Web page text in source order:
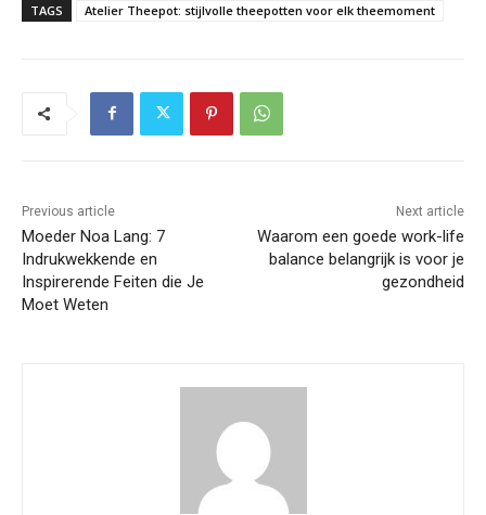
TAGS Atelier Theepot: stijlvolle theepotten voor elk theemoment
Previous article
Moeder Noa Lang: 7
Indrukwekkende en
Inspirerende Feiten die Je
Moet Weten
Next article
Waarom een goede work-life
balance belangrijk is voor je
gezondheid